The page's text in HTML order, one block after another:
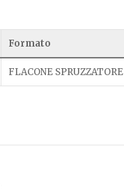
Formato
FLACONE SPRUZZATORE